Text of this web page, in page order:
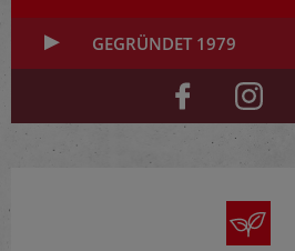
GEGRÜNDET 1979